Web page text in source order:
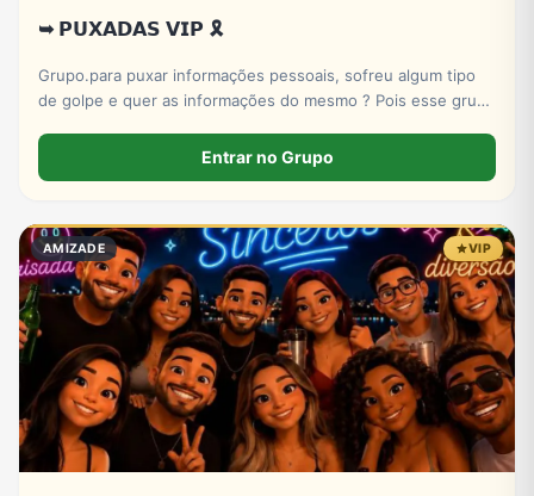
➥ 𝗣𝗨𝗫𝗔𝗗𝗔𝗦 𝗩𝗜𝗣 🎗️
Grupo.para puxar informações pessoais, sofreu algum tipo
de golpe e quer as informações do mesmo ? Pois esse grupo
Entrar no Grupo
AMIZADE VIP